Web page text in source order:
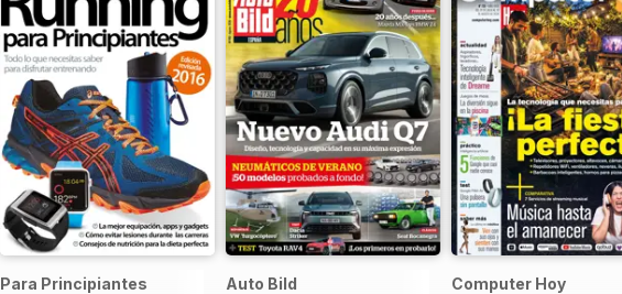
Para Principiantes Auto Bild Computer Hoy